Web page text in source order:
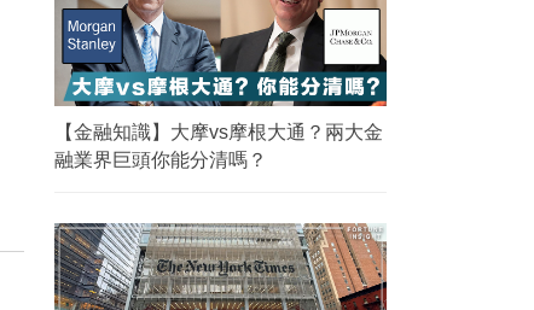
【金融知識】大摩vs摩根大通？兩大金
融業界巨頭你能分清嗎？